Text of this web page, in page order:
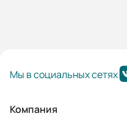
Мы в социальных сетях
Компания